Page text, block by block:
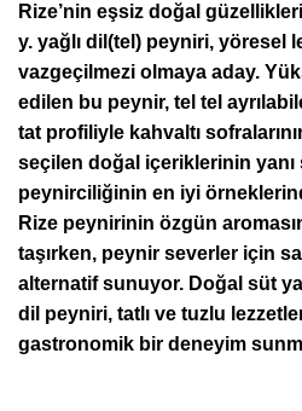
Rize’nin eşsiz doğal
y. yağlı dil(tel) peyniri, yöresel
vazgeçilmezi olmaya aday.
edilen bu peynir, tel tel
tat profiliyle kahvaltı
seçilen doğal içeriklerinin yanı
peynirciliğinin en iyi
Rize peynirinin özgün
taşırken, peynir severler için
alternatif sunuyor. Doğal süt
dil peyniri, tatlı ve tuzlu
gastronomik bir deneyim